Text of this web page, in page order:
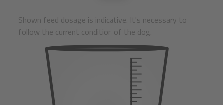
Shown feed dosage is indicative. It's necessary to
follow the current condition of the dog.